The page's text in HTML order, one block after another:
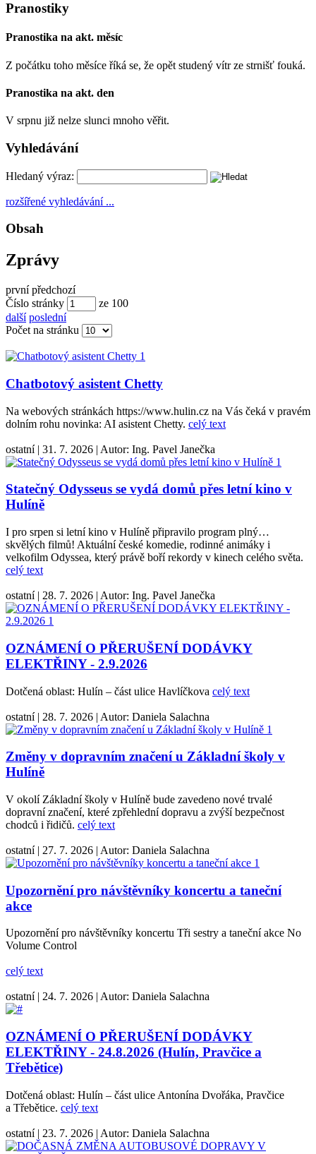
Pranostiky
Pranostika na akt. měsíc
Z počátku toho měsíce říká se, že opět studený vítr ze strnišť fouká.
Pranostika na akt. den
V srpnu již nelze slunci mnoho věřit.
Vyhledávání
Hledaný výraz:
rozšířené vyhledávání ...
Obsah
Zprávy
první předchozí
Číslo stránky
ze 100
další poslední
Počet na stránku
Chatbotový asistent Chetty
Na webových stránkách https://www.hulin.cz na Vás čeká v pravém
dolním rohu novinka: AI asistent Chetty. celý text
ostatní | 31. 7. 2026 | Autor: Ing. Pavel Janečka
Statečný Odysseus se vydá domů přes letní kino v
Hulíně
I pro srpen si letní kino v Hulíně připravilo program plný…
skvělých filmů! Aktuální české komedie, rodinné animáky i
velkofilm Odyssea, který právě boří rekordy v kinech celého světa.
celý text
ostatní | 28. 7. 2026 | Autor: Ing. Pavel Janečka
OZNÁMENÍ O PŘERUŠENÍ DODÁVKY
ELEKTŘINY - 2.9.2026
Dotčená oblast: Hulín – část ulice Havlíčkova celý text
ostatní | 28. 7. 2026 | Autor: Daniela Salachna
Změny v dopravním značení u Základní školy v
Hulíně
V okolí Základní školy v Hulíně bude zavedeno nové trvalé
dopravní značení, které zpřehlední dopravu a zvýší bezpečnost
chodců i řidičů. celý text
ostatní | 27. 7. 2026 | Autor: Daniela Salachna
Upozornění pro návštěvníky koncertu a taneční
akce
Upozornění pro návštěvníky koncertu Tři sestry a taneční akce No
Volume Control
celý text
ostatní | 24. 7. 2026 | Autor: Daniela Salachna
OZNÁMENÍ O PŘERUŠENÍ DODÁVKY
ELEKTŘINY - 24.8.2026 (Hulín, Pravčice a
Třebětice)
Dotčená oblast: Hulín – část ulice Antonína Dvořáka, Pravčice
a Třebětice. celý text
ostatní | 23. 7. 2026 | Autor: Daniela Salachna